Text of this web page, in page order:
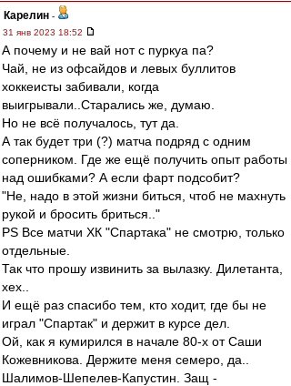
Карелин -
31 янв 2023 18:52
А почему и не вай нот с пуркуа па?
Чай, не из офсайдов и левых буллитов
хоккеисты забивали, когда
выигрывали..Старались же, думаю.
Но не всё получалось, тут да.
А так будет три (?) матча подряд с одним
соперником. Где же ещё получить опыт работы
над ошибками? А если фарт подсобит?
"Не, надо в этой жизни биться, чтоб не махнуть
рукой и бросить бриться.."
PS Все матчи ХК "Спартака" не смотрю, только
отдельные.
Так что прошу извинить за вылазку. Дилетанта,
хех..
И ещё раз спасибо тем, кто ходит, где бы не
играл "Спартак" и держит в курсе дел.
Ой, как я кумирился в начале 80-х от Саши
Кожевникова. Держите меня семеро, да..
Шалимов-Шепелев-Капустин. Защ -